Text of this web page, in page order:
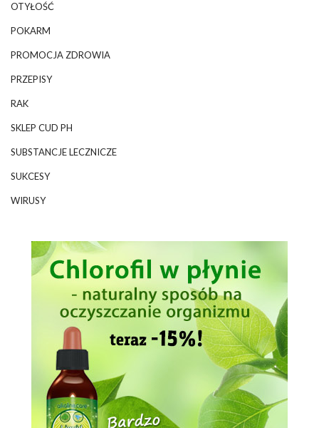
OTYŁOŚĆ
POKARM
PROMOCJA ZDROWIA
PRZEPISY
RAK
SKLEP CUD PH
SUBSTANCJE LECZNICZE
SUKCESY
WIRUSY